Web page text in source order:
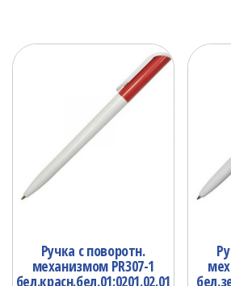
Ручка с поворотн.
механизмом PR307-1
бел.красн.бел.01:0201.02.01